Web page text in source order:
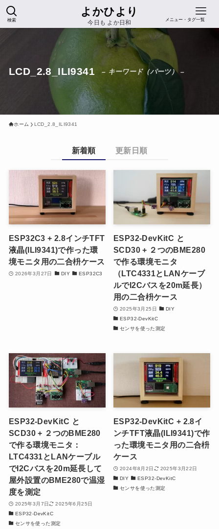
よかひより
今日も よか日和
検索 メニュー・タグ一覧
LCD_2.8_ILI9341 – キーワード（パーツ） –
ホーム LCD_2.8_ILI9341
新着順 更新日順
ESP32C3 + 2.8インチTFT
液晶(ILI9341)で作った環
境モニタ用の二合枡ケース
2026年3月27日 DIY ESP32C3
ESP32-DevKitC と
SCD30 + ２つのBME280
で作る環境モニタ
（LTC4331とLANケーブ
ルでI2Cバスを20m延長）
用の二合枡ケース
2025年3月25日
DIY
ESP32-DevKitC
センサを使った測定
ESP32-DevKitC と
SCD30 + ２つのBME280
で作る環境モニタ：
LTC4331とLANケーブル
でI2Cバスを20m延長して
屋外設置のBME280で温湿
度を測定
2025年3月7日
2025年6月25日
ESP32-DevKitC
センサを使った測定
ESP32-DevKitC + 2.8イ
ンチTFT液晶(ILI9341)で作
った環境モニタ用の二合枡
ケース
2024年8月2日
2025年3月22日
DIY
ESP32-DevKitC
センサを使った測定